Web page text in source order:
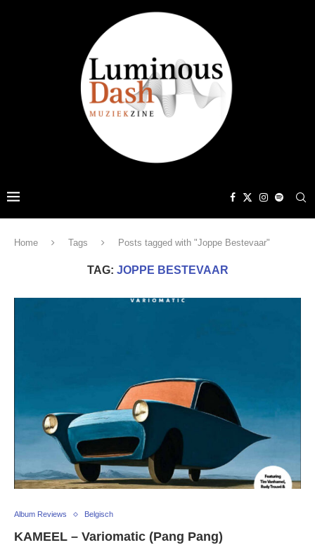
Home Tags Posts tagged with "Joppe Bestevaar"
TAG: JOPPE BESTEVAAR
Album Reviews Belgisch
KAMEEL – Variomatic (Pang Pang)